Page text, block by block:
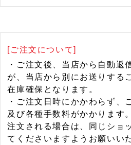
[ご注文について]
・ご注文後、当店から自動返
が、当店から別にお送りする
在庫確保となります。
・ご注文日時にかかわらず、
及び各種手数料がかかります
注文される場合は、同じショ
てくださいますようお願いい